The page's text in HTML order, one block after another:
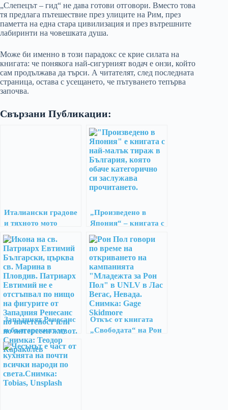
„Слепецът – гид“ не дава готови отговори. Вместо това
тя предлага пътешествие през улиците на Рим, през
паметта на една стара цивилизация и през вътрешните
лабиринти на човешката душа.
Може би именно в този парадокс се крие силата на
книгата: че понякога най-сигурният водач е онзи, който
сам продължава да търси. А читателят, след последната
страница, остава с усещането, че пътуването тепърва
започва.
Свързани Публикации:
Италиански градове
и тяхното мото
„Произведено в
Япония“ – книгата с
най-малък тираж у
нас
Западният Ренесанс
и българският му
отглас
Откъс от книгата
„Свободата“ на Рон